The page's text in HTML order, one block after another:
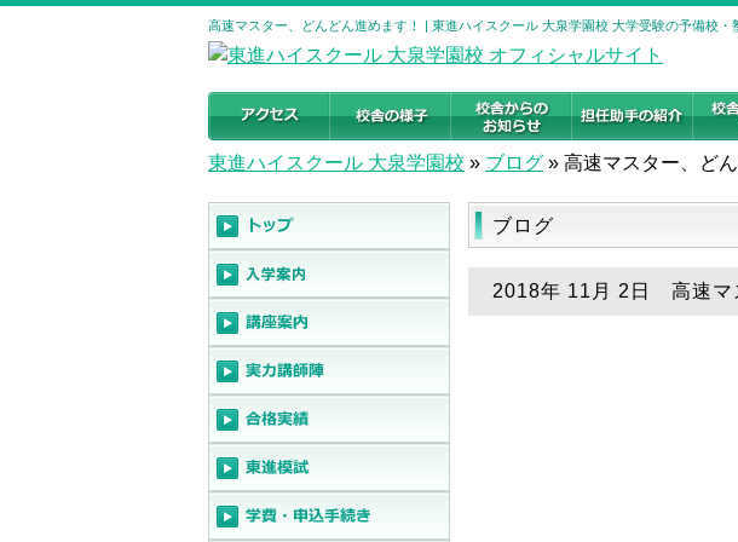
高速マスター、どんどん進めます！ | 東進ハイスクール 大泉学園校 大学受験の予備校・
東進ハイスクール 大泉学園校 » ブログ » 高速マスター、ど
ブログ
2018年 11月 2日 高速マ